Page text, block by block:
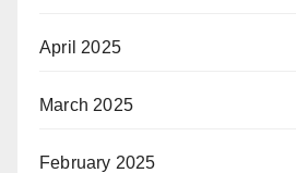
April 2025
March 2025
February 2025